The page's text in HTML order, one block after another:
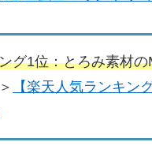
グ1位：とろみ素材
【楽天人気ランキ